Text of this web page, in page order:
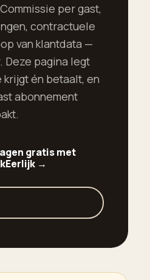
per gast,
contractuele
van klantdata —
Deze pagina legt
én betaalt, en
abonnement
gratis met
→